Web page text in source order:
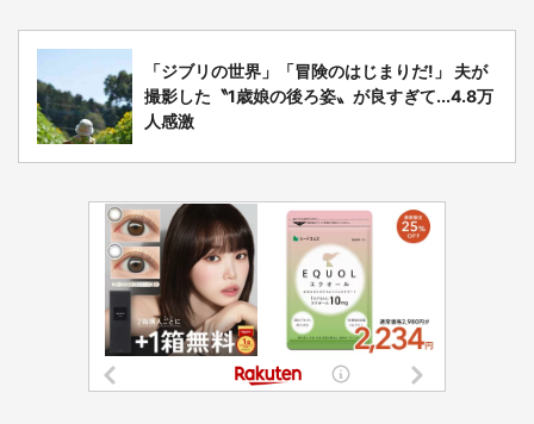
「ジブリの世界」「冒険のはじまりだ!」 夫が
撮影した〝1歳娘の後ろ姿〟が良すぎて...4.8万
人感激